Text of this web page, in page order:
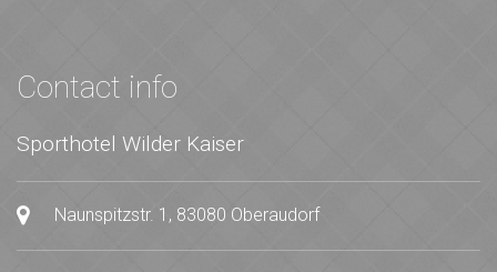
Contact info
Sporthotel Wilder Kaiser
Naunspitzstr. 1, 83080 Oberaudorf